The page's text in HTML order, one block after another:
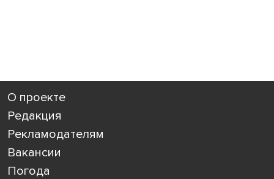
О проекте
Редакция
Рекламодателям
Вакансии
Погода